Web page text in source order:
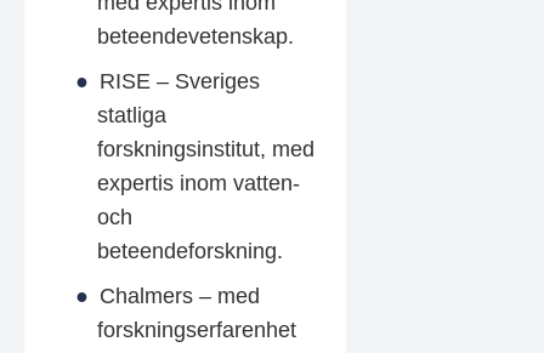
beteendevetenskap.
RISE – Sveriges
statliga
forskningsinstitut, med
expertis inom vatten-
och
beteendeforskning.
Chalmers – med
forskningserfarenhet